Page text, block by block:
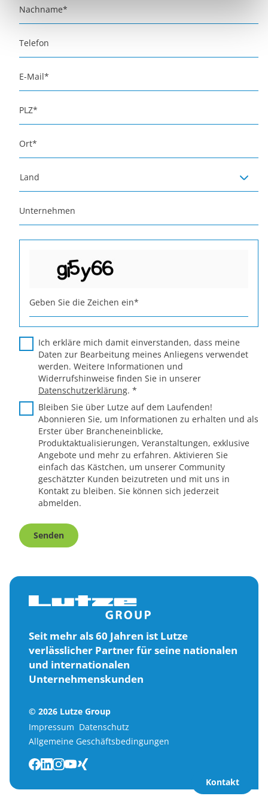
Kontakt
Nachname*
Telefon
E-Mail*
PLZ*
Ort*
Land
Unternehmen
Geben Sie die Zeichen ein*
Ich erkläre mich damit einverstanden, dass meine
Daten zur Bearbeitung meines Anliegens verwendet
werden. Weitere Informationen und
Widerrufshinweise finden Sie in unserer
Datenschutzerklärung. *
Bleiben Sie über Lutze auf dem Laufenden!
Abonnieren Sie, um Informationen zu erhalten und als
Erster über Brancheneinblicke,
Produktaktualisierungen, Veranstaltungen, exklusive
Angebote und mehr zu erfahren. Aktivieren Sie
einfach das Kästchen, um unserer Community
geschätzter Kunden beizutreten und mit uns in
Kontakt zu bleiben. Sie können sich jederzeit
abmelden.
Senden
Seit mehr als 60 Jahren ist Lutze
verlässlicher Partner für seine nationalen
und internationalen
Unternehmenskunden
© 2026 Lutze Group
Impressum Datenschutz
Allgemeine Geschäftsbedingungen